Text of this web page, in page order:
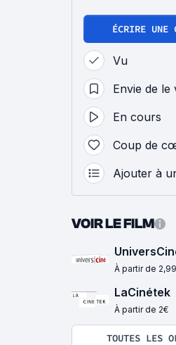
ÉCRIRE UNE
Vu
Envie de le
En cours
Coup de
Ajouter à
VOIR LE FILM
À partir de
LaCinétek
À partir de 2€
TOUTES LES